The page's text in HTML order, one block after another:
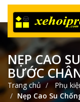
NẸP CAO
BƯỚC
Trang chủ
Phụ
Nẹp Cao Su